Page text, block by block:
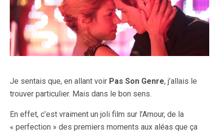
Je sentais que, en allant voir Pas Son Genre, j’allais le
trouver particulier. Mais dans le bon sens.
En effet, c’est vraiment un joli film sur l’Amour, de la
« perfection » des premiers moments aux aléas que ça